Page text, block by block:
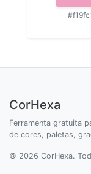
CorHexa
Ferramenta gratuita
de cores, paletas,
© 2026 CorHexa.